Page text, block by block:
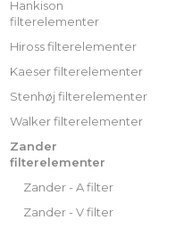
Hankison
filterelementer
Hiross filterelementer
Kaeser filterelementer
Stenhøj filterelementer
Walker filterelementer
Zander
filterelementer
Zander - A filter
Zander - V filter